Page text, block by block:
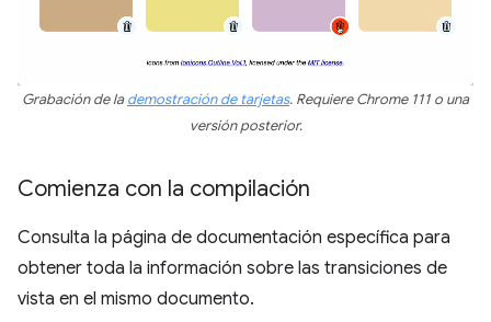
Grabación de lademostración de tarjetas. Requiere Chrome 111 o una
versión posterior.
Comienza con la compilación
Consulta la página de documentación específica para
obtener toda la información sobre las transiciones de
vista en el mismo documento.